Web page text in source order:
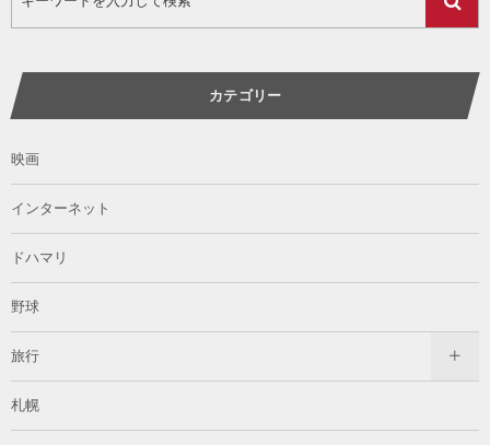
カテゴリー
映画
インターネット
ドハマリ
野球
旅行
札幌